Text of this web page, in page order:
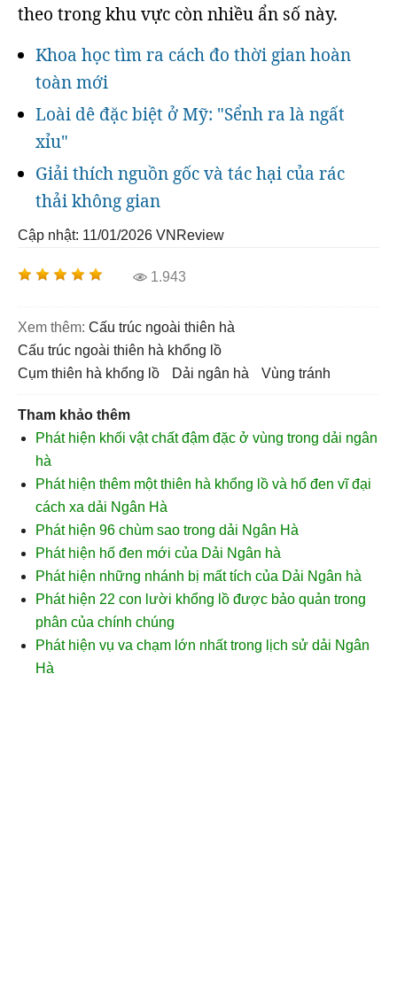
theo trong khu vực còn nhiều ẩn số này.
Khoa học tìm ra cách đo thời gian hoàn
toàn mới
Loài dê đặc biệt ở Mỹ: "Sểnh ra là ngất
xỉu"
Giải thích nguồn gốc và tác hại của rác
thải không gian
Cập nhật: 11/01/2026 VNReview
1.943
Xem thêm:
cấu trúc ngoài thiên hà
cấu trúc ngoài thiên hà khổng lồ
cụm thiên hà khổng lồ
dải ngân hà vùng tránh
Tham khảo thêm
Phát hiện khối vật chất đậm đặc ở vùng trong dải ngân
hà
Phát hiện thêm một thiên hà khổng lồ và hố đen vĩ đại
cách xa dải Ngân Hà
Phát hiện 96 chùm sao trong dải Ngân Hà
Phát hiện hố đen mới của Dải Ngân hà
Phát hiện những nhánh bị mất tích của Dải Ngân hà
Phát hiện 22 con lười khổng lồ được bảo quản trong
phân của chính chúng
Phát hiện vụ va chạm lớn nhất trong lịch sử dải Ngân
Hà